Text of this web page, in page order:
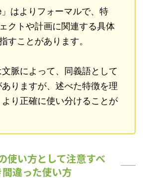
」はよりフォーマルで、特
クトや計画に関連する具体
すことがあります。
脈によって、同義語として
りますが、述べた特徴を理
り正確に使い分けることが
使い方として注意すべ
間違った使い方